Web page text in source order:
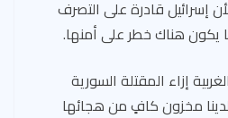
إسرائيل قادرة على التصرف
هناك خطر على أمنها.
إزاء المقتلة السورية
مخزون كافٍ من هجائها